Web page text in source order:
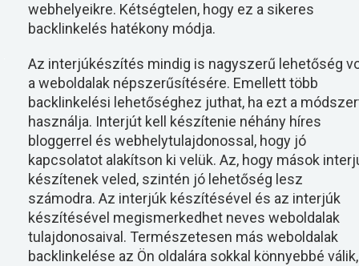
webhelyeikre. Kétségtelen, hogy ez a sikeres
backlinkelés hatékony módja.
Az interjúkészítés mindig is nagyszerű lehetőség
a weboldalak népszerűsítésére. Emellett több
backlinkelési lehetőséghez juthat, ha ezt a
használja. Interjút kell készítenie néhány híres
bloggerrel és webhelytulajdonossal, hogy jó
kapcsolatot alakítson ki velük. Az, hogy mások
készítenek veled, szintén jó lehetőség lesz
számodra. Az interjúk készítésével és az interjúk
készítésével megismerkedhet neves weboldalak
tulajdonosaival. Természetesen más weboldalak
backlinkelése az Ön oldalára sokkal könnyebbé válik,